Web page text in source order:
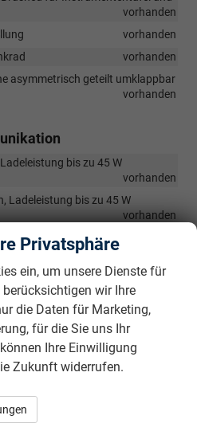
vorhanden
vorhanden
vorhanden
asymmetrisch geteilt umklappbar
vorhanden
bis zu 45 W
vorhanden
Ladeleistung bis zu 45 W
vorhanden
vorhanden
vorhanden
vorhanden
Freisprecheinrichtung
vorhanden
und 12-V-Steckdose vorn
Privatsphäre
ein, um unsere Dienste für
wir Ihre
die Daten für Marketing,
für die Sie uns Ihr
Ihre Einwilligung
Zukunft widerrufen.